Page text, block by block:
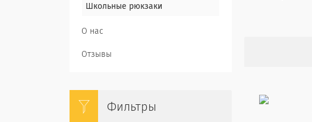
Школьные рюкзаки
О нас
Отзывы
Фильтры